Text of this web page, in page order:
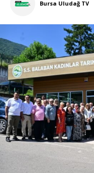
Bursa Uludağ TV